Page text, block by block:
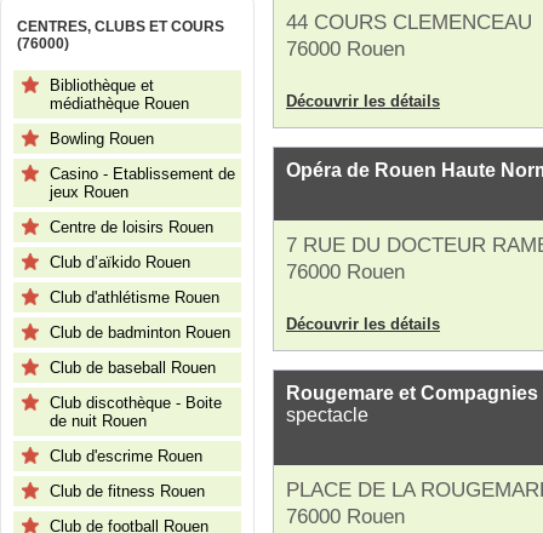
CENTRES, CLUBS ET COURS
(76000)
Bibliothèque et
médiathèque Rouen
Bowling Rouen
Casino - Etablissement de
jeux Rouen
Centre de loisirs Rouen
Club d’aïkido Rouen
Club d'athlétisme Rouen
Club de badminton Rouen
Club de baseball Rouen
Club discothèque - Boite
de nuit Rouen
Club d'escrime Rouen
Club de fitness Rouen
Club de football Rouen
44 COURS CLEMENCEAU
76000 Rouen
Découvrir les détails
Opéra de Rouen Haute
7 RUE DU DOCTEUR
76000 Rouen
Découvrir les détails
Rougemare et
spectacle
PLACE DE LA
76000 Rouen